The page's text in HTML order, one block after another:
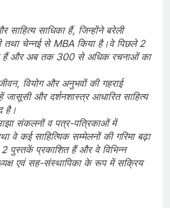
साहित्य साधिका हैं, जिन्होंने बरेली
तथा चेन्नई से MBA किया है।वे पिछले 2
हैं और अब तक 300 से अधिक रचनाओं का
वियोग और अनुभवों की गहराई
और दर्शनशास्त्र आधारित साहित्य
है।
संकलनों व पत्र-पत्रिकाओं में
वे कई साहित्यिक सम्मेलनों की गरिमा बढ़ा
पुस्तकें प्रकाशित हैं और वे विभिन्न
एवं सह-संस्थापिका के रूप में सक्रिय